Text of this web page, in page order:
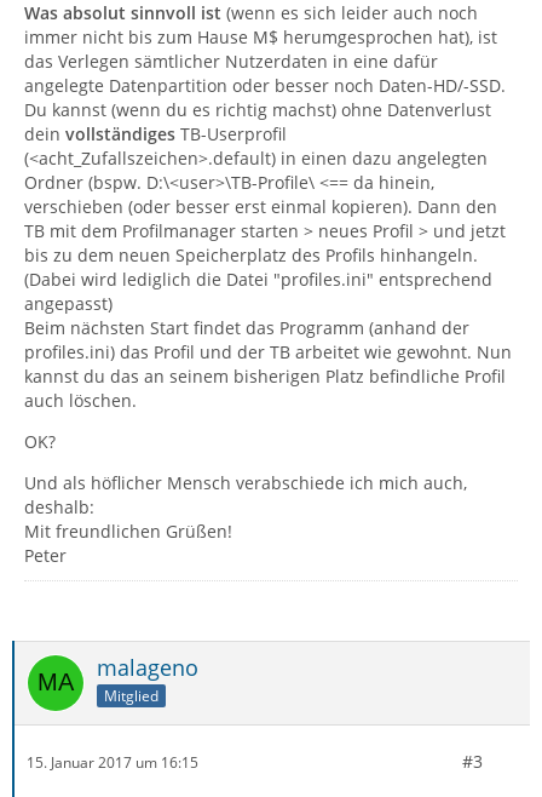
Was absolut sinnvoll ist (wenn es sich leider auch noch
immer nicht bis zum Hause M$ herumgesprochen hat), ist
das Verlegen sämtlicher Nutzerdaten in eine dafür
angelegte Datenpartition oder besser noch Daten-HD/-SSD.
Du kannst (wenn du es richtig machst) ohne Datenverlust
dein vollständiges TB-Userprofil
(<acht_Zufallszeichen>.default) in einen dazu angelegten
Ordner (bspw. D:\<user>\TB-Profile\ <== da hinein,
verschieben (oder besser erst einmal kopieren). Dann den
TB mit dem Profilmanager starten > neues Profil > und jetzt
bis zu dem neuen Speicherplatz des Profils hinhangeln.
(Dabei wird lediglich die Datei "profiles.ini" entsprechend
angepasst)
Beim nächsten Start findet das Programm (anhand der
profiles.ini) das Profil und der TB arbeitet wie gewohnt. Nun
kannst du das an seinem bisherigen Platz befindliche Profil
auch löschen.
OK?
Und als höflicher Mensch verabschiede ich mich auch,
deshalb:
Mit freundlichen Grüßen!
Peter
malageno
Mitglied
15. Januar 2017 um 16:15 #3